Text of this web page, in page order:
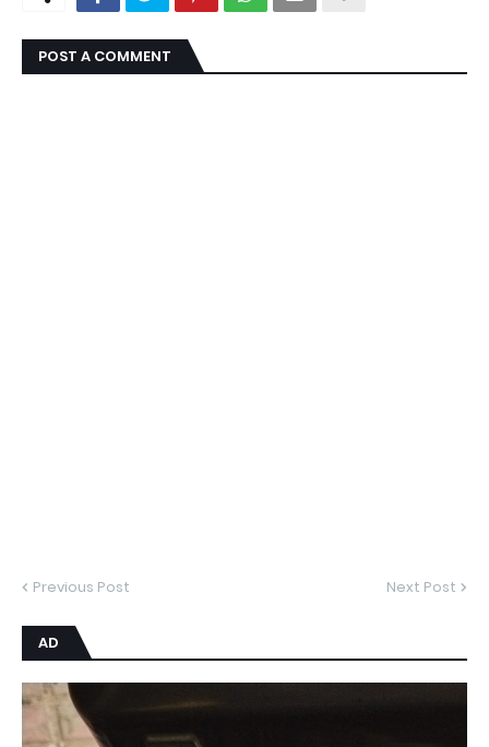
POST A COMMENT
Previous Post Next Post
AD